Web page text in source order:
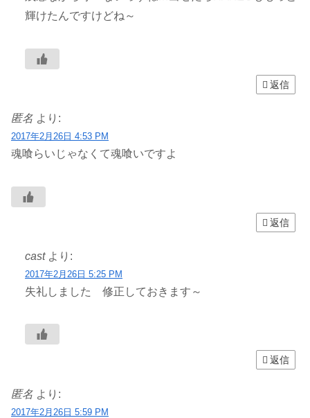
輝けたんですけどね～
返信
匿名 より:
2017年2月26日 4:53 PM
魂喰らいじゃなくて魂喰いですよ
返信
cast より:
2017年2月26日 5:25 PM
失礼しました 修正しておきます～
返信
匿名 より:
2017年2月26日 5:59 PM